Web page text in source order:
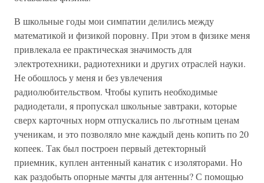
В школьные годы мои симпатии делились между
математикой и физикой поровну. При этом в физике меня
привлекала ее практическая значимость для
электротехники, радиотехники и других отраслей науки.
Не обошлось у меня и без увлечения
радиолюбительством. Чтобы купить необходимые
радиодетали, я пропускал школьные завтраки, которые
сверх карточных норм отпускались по льготным ценам
ученикам, и это позволяло мне каждый день копить по 20
копеек. Так был построен первый детекторный
приемник, куплен антенный канатик с изоляторами. Но
как раздобыть опорные мачты для антенны? С помощью